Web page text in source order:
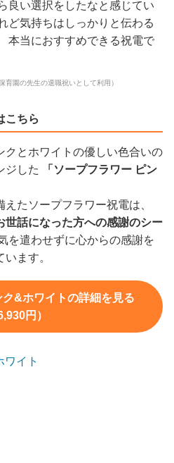
良い選択をしたなと感じてい
ど気持ちはしっかりと伝わる
本当におすすめできる祝電で
育園の先生の退職祝いとして利用）
こちら
クとホワイトの優しい色合いの
ジした
「ソープフラワー ピン
たソープフラワー祝電は、
世話になった方への感謝のシー
を遣わせずに心からの感謝を
ます。
&ホワイトの詳細を見る
円）
ワイト